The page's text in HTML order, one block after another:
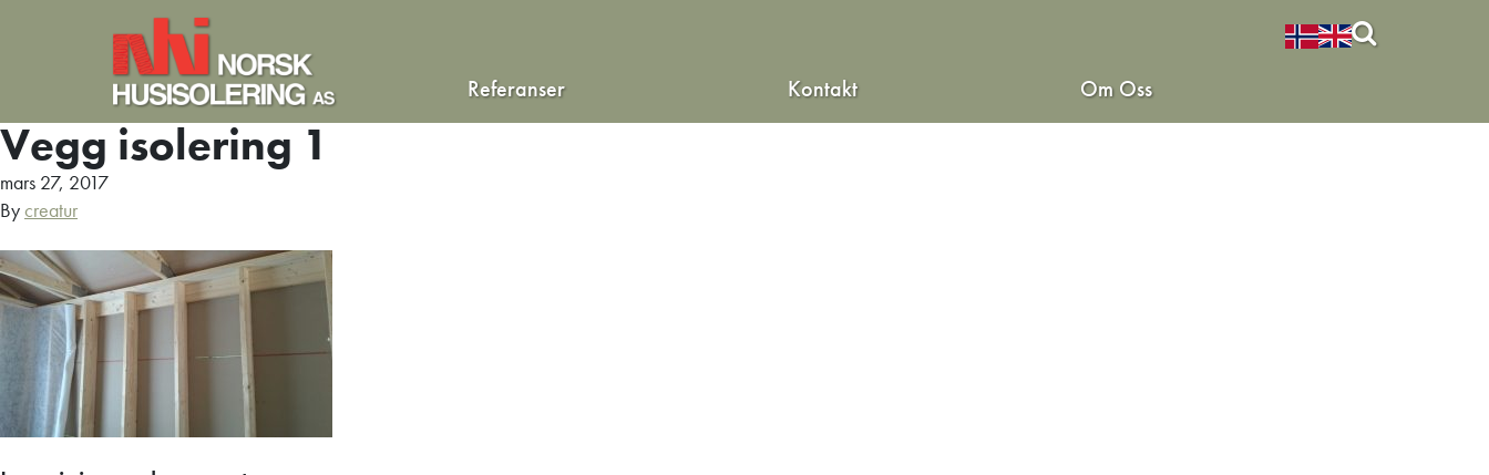
Referanser Kontakt Om Oss
Vegg isolering 1
mars 27, 2017
Bycreatur